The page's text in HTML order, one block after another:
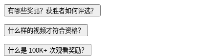
有哪些奖品？获胜者如何评选？
第一名：$500，用于清空你的课堂心愿单
什么样的视频才符合资格？
什么是 100K+ 次观看奖励？